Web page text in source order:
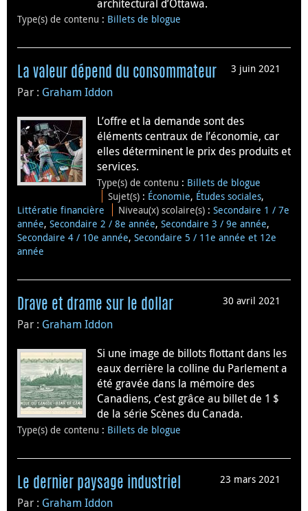
architectural d’Ottawa.
Type(s) de contenu : Billets de blogue
3 juin 2021
La valeur dépend du consommateur
Par : Graham Iddon
L’offre et la demande sont des
éléments centraux de l’économie, car
elles déterminent le prix des produits et
services.
Type(s) de contenu : Billets de blogue
Sujet(s) : Économie, Études sociales,
Littératie financière
Niveau(x) scolaire(s) :Secondaire 1 / 7e
année, Secondaire 2 / 8e année, Secondaire 3 / 9e année,
Secondaire 4 / 10e année, Secondaire 5 / 11e année et 12e
année
30 avril 2021
Drave et drame sur le dollar
Par : Graham Iddon
Si une image de billots flottant dans les
eaux derrière la colline du Parlement a
été gravée dans la mémoire des
Canadiens, c’est grâce au billet de 1 $
de la série Scènes du Canada.
Type(s) de contenu : Billets de blogue
23 mars 2021
Le dernier paysage industriel
Par : Graham Iddon